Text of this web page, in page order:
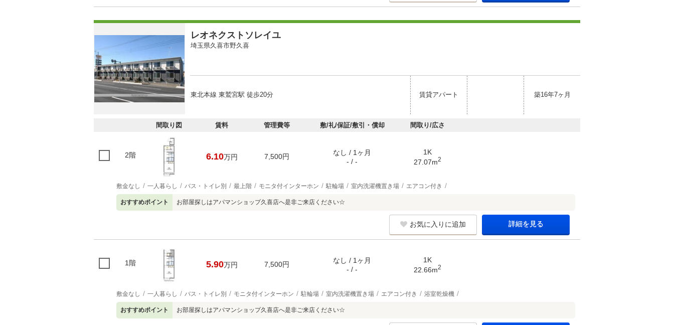
レオネクストソレイユ
埼玉県久喜市野久喜
東北本線 東鷲宮駅 徒歩20分 賃貸アパート 築16年7ヶ月
間取り図 賃料 管理費等 敷/礼/保証/敷引・償却 間取り/広さ
2階 6.10万円 7,500円
なし / 1ヶ月
- / -
1K
27.07m2
敷金なし 一人暮らし バス・トイレ別 最上階 モニタ付インターホン 駐輪場 室内洗濯機置き場 エアコン付き
おすすめポイント お部屋探しはアパマンショップ久喜店へ是非ご来店ください☆
お気に入りに追加 詳細を見る
1階 5.90万円 7,500円
なし / 1ヶ月
- / -
1K
22.66m2
敷金なし 一人暮らし バス・トイレ別 モニタ付インターホン 駐輪場 室内洗濯機置き場 エアコン付き 浴室乾燥機
おすすめポイント お部屋探しはアパマンショップ久喜店へ是非ご来店ください☆